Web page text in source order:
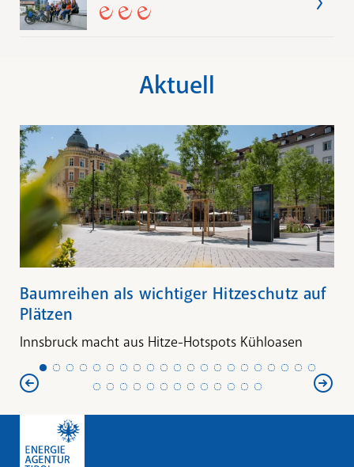
Aktuell
Baumreihen als wichtiger Hitzeschutz auf
Plätzen
Innsbruck macht aus Hitze-Hotspots Kühloasen